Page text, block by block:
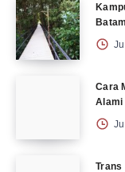
Batam
Cara
Alami
Trans